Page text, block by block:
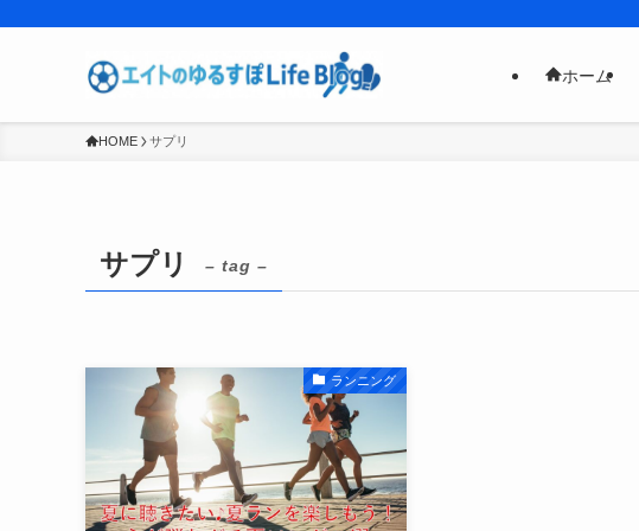
ホーム
HOME サプリ
サプリ – tag –
ランニング